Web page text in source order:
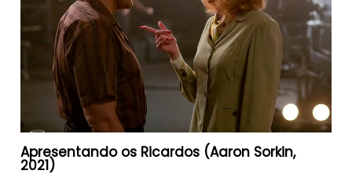
Apresentando os Ricardos (Aaron Sorkin,
2021)